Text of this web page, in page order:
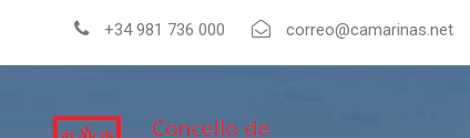
+34 981 736 000 correo@camarinas.net